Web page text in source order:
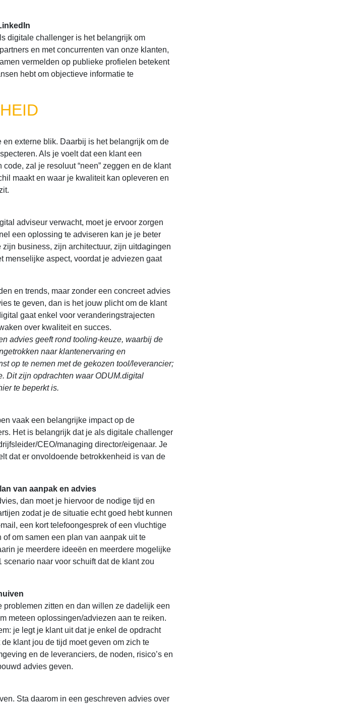
digitale challenger is het belangrijk om
en met concurrenten van onze klanten,
vermelden op publieke profielen betekent
hebt om objectieve informatie te
externe blik. Daarbij is het belangrijk om de
Als je voelt dat een klant een
zal je resoluut “neen” zeggen en de klant
maakt en waar je kwaliteit kan opleveren en
adviseur verwacht, moet je ervoor zorgen
een oplossing te adviseren kan je je beter
business, zijn architectuur, zijn uitdagingen
menselijke aspect, voordat je adviezen gaat
en trends, maar zonder een concreet advies
te geven, dan is het jouw plicht om de klant
gaat enkel voor veranderingstrajecten
over kwaliteit en succes.
advies geeft rond tooling-keuze, waarbij de
naar klantenervaring en
op te nemen met de gekozen tool/leverancier;
Dit zijn opdrachten waar ODUM.digital
te beperkt is.
vaak een belangrijke impact op de
Het is belangrijk dat je als digitale challenger
CEO/managing director/eigenaar. Je
dat er onvoldoende betrokkenheid is van de
van aanpak en advies
dan moet je hiervoor de nodige tijd en
zodat je de situatie echt goed hebt kunnen
een kort telefoongesprek of een vluchtige
om samen een plan van aanpak uit te
je meerdere ideeën en meerdere mogelijke
naar voor schuift dat de klant zou
zitten en dan willen ze dadelijk een
meteen oplossingen/adviezen aan te reiken.
je legt je klant uit dat je enkel de opdracht
klant jou de tijd moet geven om zich te
en de leveranciers, de noden, risico’s en
advies geven.
Sta daarom in een geschreven advies over